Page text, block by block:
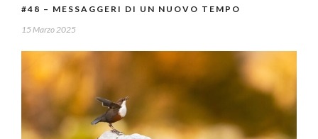
#48 – MESSAGGERI DI UN NUOVO TEMPO
15 Marzo 2025